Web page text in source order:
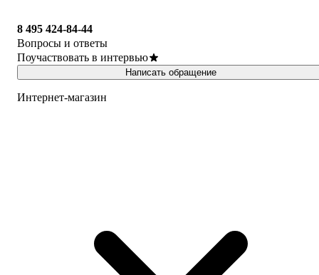
8 495 424-84-44
Вопросы и ответы
Поучаствовать в интервью
Написать обращение
Интернет-магазин